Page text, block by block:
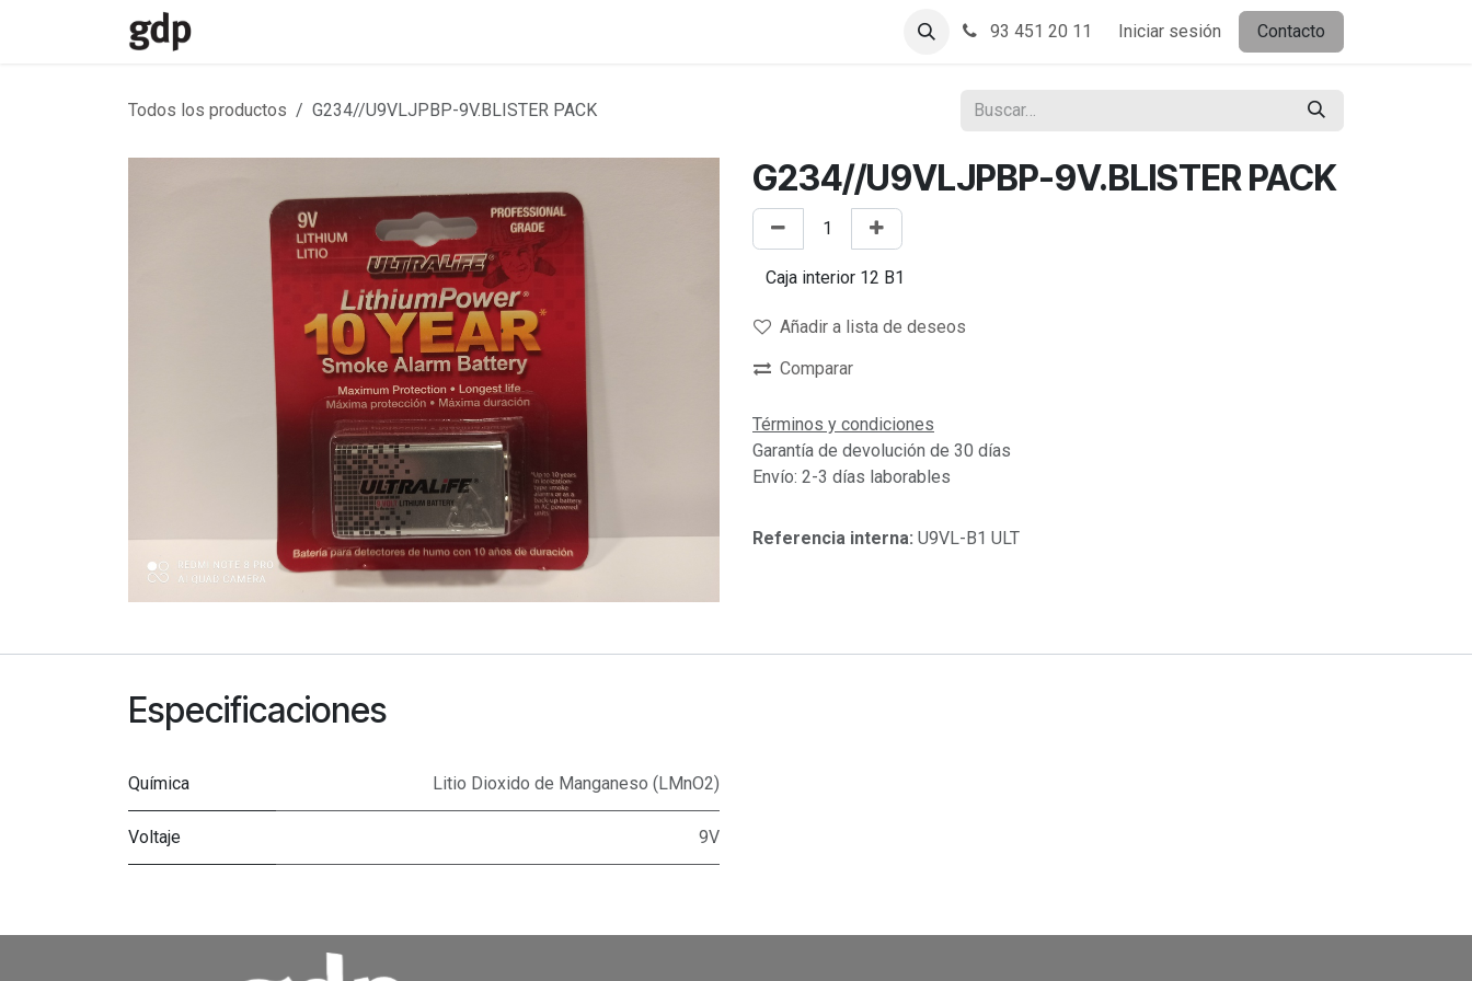
93 451 20 11 Iniciar sesión Contacto
Todos los productos G234//U9VLJPBP-9V.BLISTER PACK
G234//U9VLJPBP-9V.BLISTER PACK
Añadir a lista de deseos
Comparar
Términos y condiciones
Garantía de devolución de 30 días
Envío: 2-3 días laborables
Referencia interna: U9VL-B1 ULT
Especificaciones
Química Litio Dioxido de Manganeso (LMnO2)
Voltaje 9V